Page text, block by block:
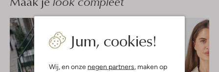
Jum, cookies!
Wij, en onze negen partners , maken op